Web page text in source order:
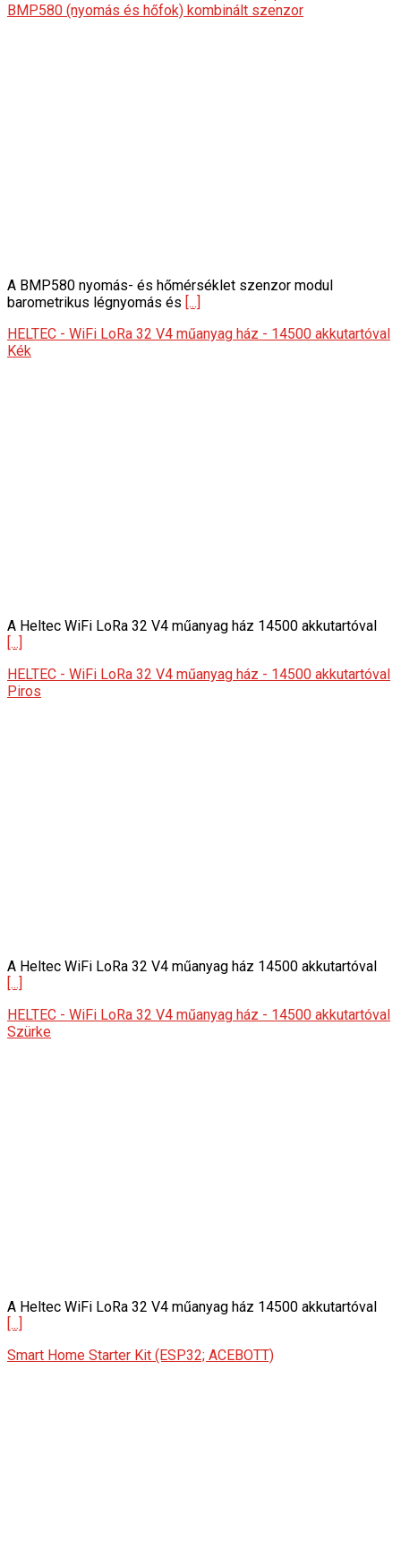
BMP580 (nyomás és hőfok) kombinált szenzor
A BMP580 nyomás- és hőmérséklet szenzor modul
barometrikus légnyomás és [...]
HELTEC - WiFi LoRa 32 V4 műanyag ház - 14500 akkutartóval
Kék
A Heltec WiFi LoRa 32 V4 műanyag ház 14500 akkutartóval
[...]
HELTEC - WiFi LoRa 32 V4 műanyag ház - 14500 akkutartóval
Piros
A Heltec WiFi LoRa 32 V4 műanyag ház 14500 akkutartóval
[...]
HELTEC - WiFi LoRa 32 V4 műanyag ház - 14500 akkutartóval
Szürke
A Heltec WiFi LoRa 32 V4 műanyag ház 14500 akkutartóval
[...]
Smart Home Starter Kit (ESP32; ACEBOTT)